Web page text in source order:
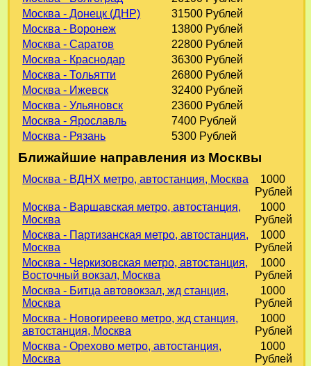
Москва - Донецк (ДНР)
31500 Рублей
Москва - Воронеж
13800 Рублей
Москва - Саратов
22800 Рублей
Москва - Краснодар
36300 Рублей
Москва - Тольятти
26800 Рублей
Москва - Ижевск
32400 Рублей
Москва - Ульяновск
23600 Рублей
Москва - Ярославль
7400 Рублей
Москва - Рязань
5300 Рублей
Ближайшие направления из Москвы
Москва - ВДНХ метро, автостанция, Москва
1000
Рублей
Москва - Варшавская метро, автостанция,
Москва
1000
Рублей
Москва - Партизанская метро, автостанция,
Москва
1000
Рублей
Москва - Черкизовская метро, автостанция,
Восточный вокзал, Москва
1000
Рублей
Москва - Битца автовокзал, жд станция,
Москва
1000
Рублей
Москва - Новогиреево метро, жд станция,
автостанция, Москва
1000
Рублей
Москва - Орехово метро, автостанция,
Москва
1000
Рублей